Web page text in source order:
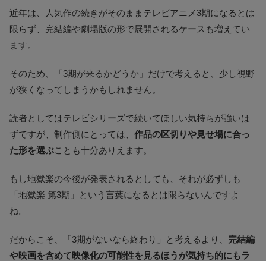
近年は、人気作の続きがそのままテレビアニメ3期になるとは
限らず、完結編や劇場版の形で展開されるケースも増えてい
ます。
そのため、「3期が来るかどうか」だけで考えると、少し視野
が狭くなってしまうかもしれません。
読者としてはテレビシリーズで続いてほしい気持ちが強いは
ずですが、制作側にとっては、 作品の区切りや見せ場に合っ
た形を選ぶことも十分ありえます。
もし地獄楽の今後が発表されるとしても、それが必ずしも
「地獄楽 第3期」という言葉になるとは限らないんですよ
ね。
だからこそ、「3期がないなら終わり」と考えるより、 完結編
や映画を含めて映像化の可能性を見るほうが気持ち的にもラ